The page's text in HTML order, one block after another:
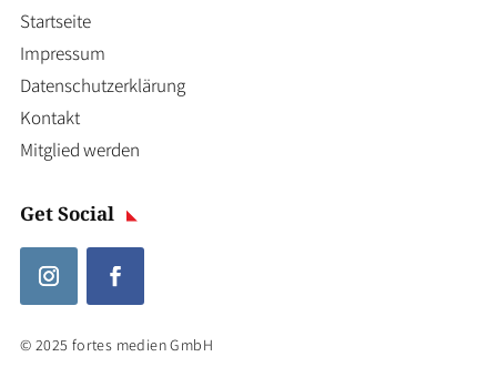
Startseite
Impressum
Datenschutzerklärung
Kontakt
Mitglied werden
Get Social
© 2025 fortes medien GmbH